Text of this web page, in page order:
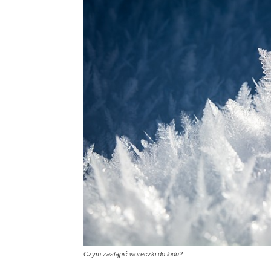
Czym zastąpić woreczki do lodu?